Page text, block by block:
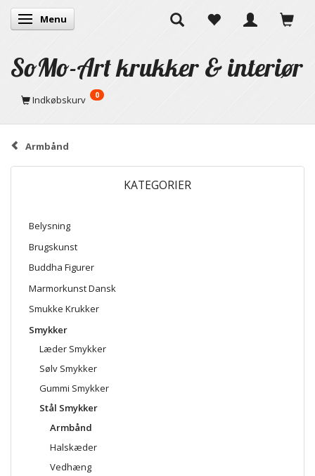
Skifte navigation
Menu
SoMo-Art krukker & interiør
Indkøbskurv 0
Armbånd
KATEGORIER
Belysning
Brugskunst
Buddha Figurer
Marmorkunst Dansk
Smukke Krukker
Smykker
Læder Smykker
Sølv Smykker
Gummi Smykker
Stål Smykker
Armbånd
Halskæder
Vedhæng